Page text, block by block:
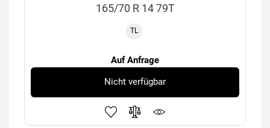
165/70 R 14 79T
TL
Auf Anfrage
Nicht verfügbar